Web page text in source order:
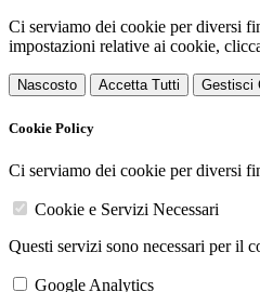
Ci serviamo dei cookie per diversi
impostazioni relative ai cookie,
Nascosto Accetta Tutti Gestisci
Cookie Policy
Ci serviamo dei cookie per diversi
Cookie e Servizi Necessari
Questi servizi sono necessari per il
Google Analytics